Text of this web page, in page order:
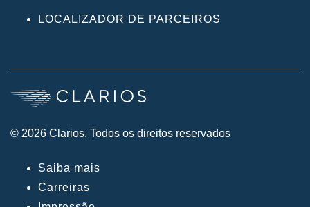
LOCALIZADOR DE PARCEIROS
© 2026 Clarios. Todos os direitos reservados
Saiba mais
Carreiras